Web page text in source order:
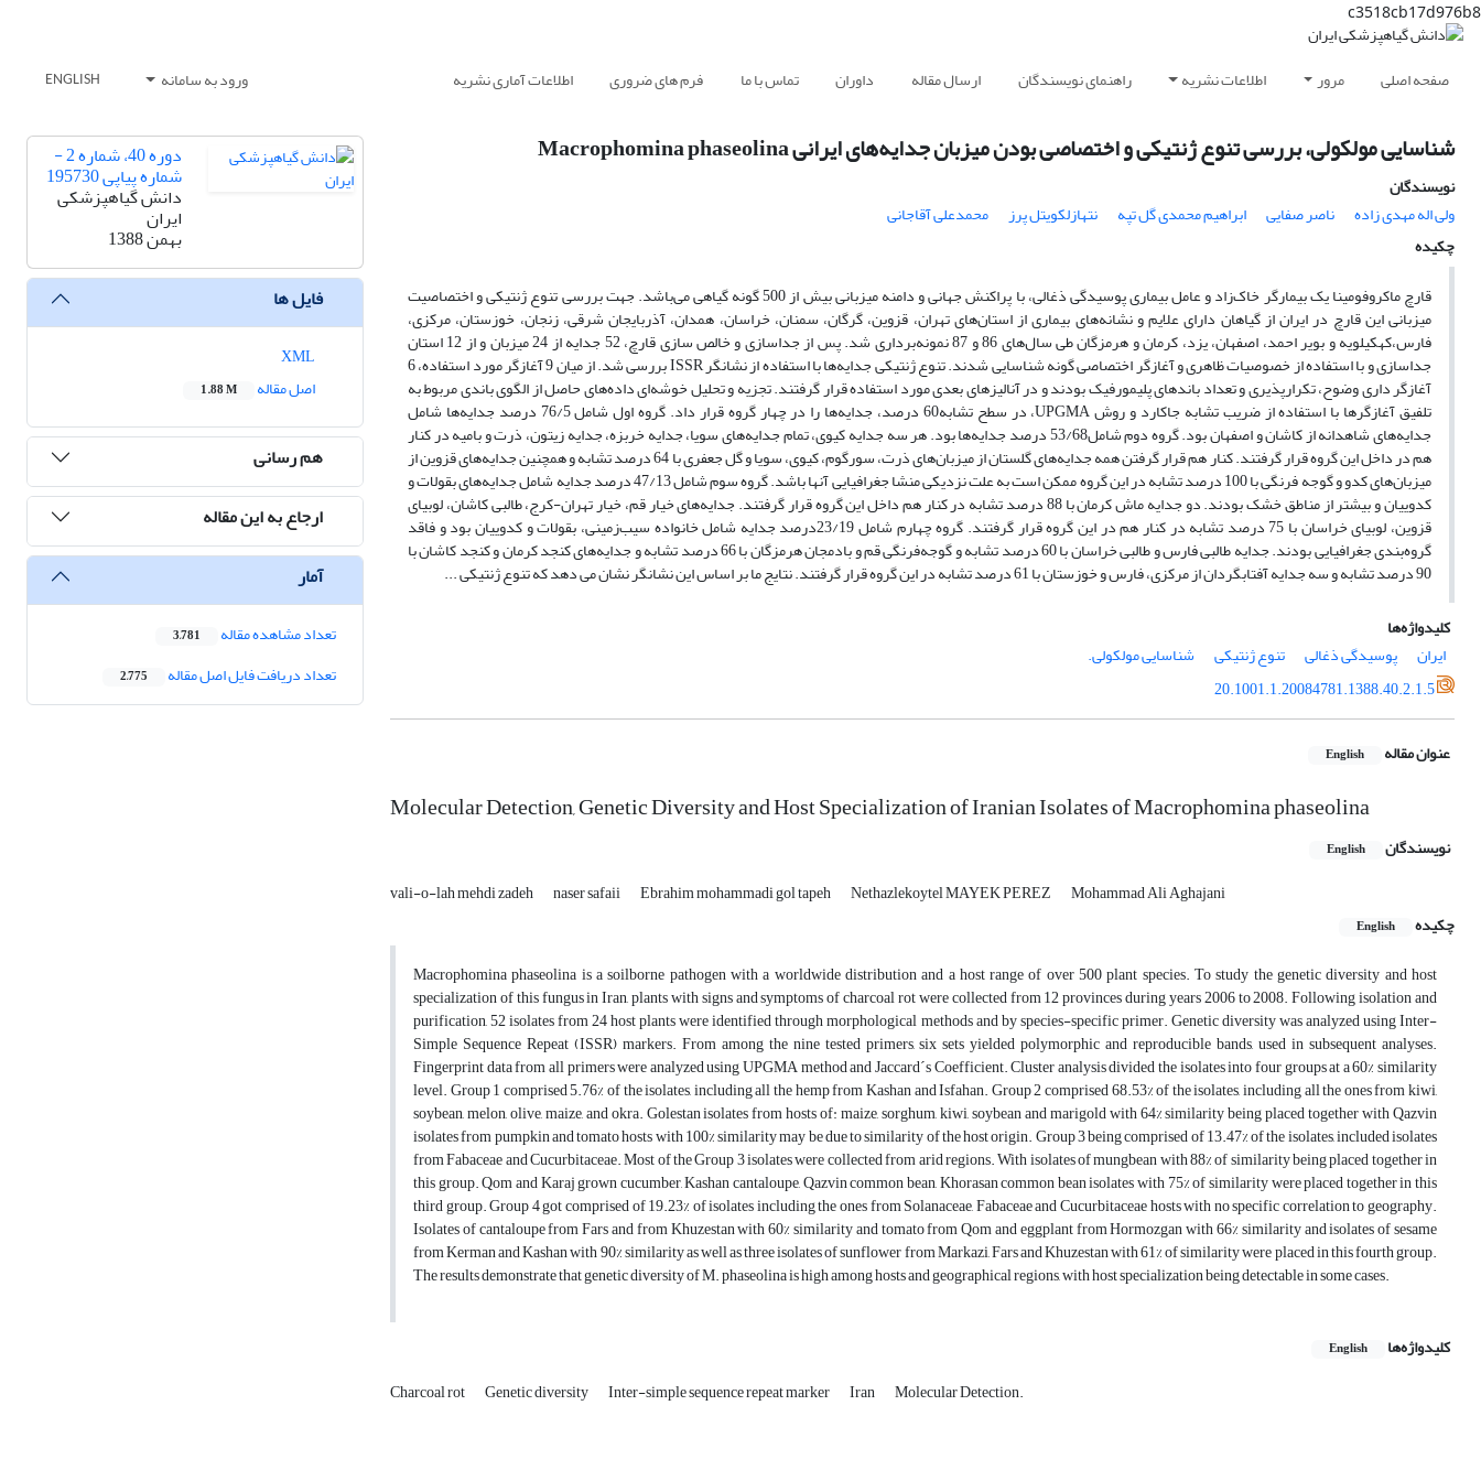
c3518cb17d976b8
صفحه اصلی مرور اطلاعات نشریه راهنمای نویسندگان ارسال مقاله داوران تماس با ما فرم های ضروری اطلاعات آماری نشریه ورود به سامانه ENGLISH
شناسایی مولکولی، بررسی تنوع ژنتیکی و اختصاصی بودن میزبان جدایه‌های ایرانی Macrophomina phaseolina
نویسندگان
ولی اله مهدی زاده
ناصر صفایی ابراهیم محمدی گل تپه نتهازلکویتل پرز
محمدعلی آقاجانی
چکیده
قارچ ماکروفومینا یک بیمارگر خاک‌‌زاد و عامل بیماری پوسیدگی ذغالی، با پراکنش جهانی و دامنه میزبانی بیش از 500 گونه گیاهی می‌باشد. جهت بررسی تنوع ژنتیکی و اختصاصیت
میزبانی این قارچ در ایران از گیاهان دارای علایم و نشانه‌های بیماری از استان‌های تهران، قزوین، گرگان، سمنان، خراسان، همدان، آذربایجان شرقی، زنجان، خوزستان، مرکزی،
فارس،کهکیلویه و بویر احمد، اصفهان، یزد، کرمان و هرمزگان طی سال‌های 86 و 87 نمونه‌برداری شد. پس از جداسازی و خالص سازی قارچ، 52 جدایه از 24 میزبان و از 12 استان
جداسازی و با استفاده از خصوصیات ظاهری و آغازگر اختصاصی گونه شناسایی شدند. تنوع ژنتیکی جدایه‌ها با استفاده از نشانگر ISSR بررسی شد. از میان 9 آغازگر مورد استفاده، 6
آغازگر داری وضوح، تکرارپذیری و تعداد باندهای پلیمورفیک بودند و در آنالیزهای بعدی مورد استفاده قرار گرفتند. تجزیه و تحلیل خوشه‌ای داده‌های حاصل از الگوی باندی مربوط به
تلفیق آغازگرها با استفاده از ضریب تشابه جاکارد و روش UPGMA، در سطح تشابه60 درصد، جدایه‌ها را در چهار گروه قرار داد. گروه اول شامل 76/5 درصد جدایه‌ها شامل
جدایه‌های شاهدانه از کاشان و اصفهان بود. گروه دوم شامل53/68 درصد جدایه‌ها بود. هر سه جدایه کیوی، تمام جدایه‌های سویا، جدایه خربزه، جدایه زیتون، ذرت و بامیه در کنار
هم در داخل این گروه قرار گرفتند. کنار هم قرار گرفتن همه‌ جدایه‌های گلستان از میزبان‌های ذرت، سورگوم، کیوی، سویا و گل جعفری با 64 درصد تشابه و همچنین جدایه‌های قزوین از
میزبان‌های کدو و گوجه فرنگی با 100 درصد تشابه در این گروه ممکن است به علت نزدیکی منشا جغرافیایی آنها باشد. گروه سوم شامل 47/13 درصد جدایه شامل جدایه‌های بقولات و
کدوییان و بیشتر از مناطق خشک بودند. دو جدایه ماش کرمان با 88 درصد تشابه در کنار هم داخل این گروه قرار گرفتند. جدایه‌های خیار قم، خیار تهران-کرج، طالبی کاشان، لوبیای
قزوین، لوبیای خراسان با 75 درصد تشابه در کنار هم در این گروه قرار گرفتند. گروه چهارم شامل 23/19درصد جدایه شامل خانواده سیب‌زمینی، بقولات و کدوییان بود و فاقد
گروه‌بندی جغرافیایی بودند. جدایه‌ طالبی فارس و طالبی خراسان با 60 درصد تشابه و گوجه‌فرنگی قم و بادمجان هرمزگان با 66 درصد تشابه و جدایه‌های کنجد کرمان و کنجد کاشان با
90 درصد تشابه و سه جدایه آفتابگردان از مرکزی، فارس و خوزستان با 61 درصد تشابه در این گروه قرار گرفتند. نتایج ما بر اساس این نشانگر نشان می دهد که تنوع ژنتیکی ...
کلیدواژه‌ها
ایران
پوسیدگی ذغالی تنوع ژنتیکی
شناسایی مولکولی.
20.1001.1.20084781.1388.40.2.1.5
عنوان مقاله English
Molecular Detection, Genetic Diversity and Host Specialization of Iranian Isolates of Macrophomina phaseolina
نویسندگان English
vali-o-lah mehdi zadeh naser safaii Ebrahim mohammadi gol tapeh Nethazlekoytel MAYEK PEREZ
Mohammad Ali Aghajani
چکیده
English
Macrophomina phaseolina is a soilborne pathogen with a worldwide distribution and a host range of over 500 plant species. To study the genetic diversity and host
specialization of this fungus in Iran, plants with signs and symptoms of charcoal rot were collected from 12 provinces during years 2006 to 2008. Following isolation and
purification, 52 isolates from 24 host plants were identified through morphological methods and by species-specific primer. Genetic diversity was analyzed using Inter-
Simple Sequence Repeat (ISSR) markers. From among the nine tested primers, six sets yielded polymorphic and reproducible bands, used in subsequent analyses.
Fingerprint data from all primers were analyzed using UPGMA method and Jaccard´s Coefficient. Cluster analysis divided the isolates into four groups at a 60% similarity
level. Group 1 comprised 5.76% of the isolates, including all the hemp from Kashan and Isfahan. Group 2 comprised 68.53% of the isolates, including all the ones from kiwi,
soybean, melon, olive, maize, and okra. Golestan isolates from hosts of: maize, sorghum, kiwi, soybean and marigold with 64% similarity being placed together with Qazvin
isolates from pumpkin and tomato hosts with 100% similarity may be due to similarity of the host origin. Group 3 being comprised of 13.47% of the isolates, included isolates
from Fabaceae and Cucurbitaceae. Most of the Group 3 isolates were collected from arid regions. With isolates of mungbean with 88% of similarity being placed together in
this group. Qom and Karaj grown cucumber, Kashan cantaloupe, Qazvin common bean, Khorasan common bean isolates with 75% of similarity were placed together in this
third group. Group 4 got comprised of 19.23% of isolates including the ones from Solanaceae, Fabaceae and Cucurbitaceae hosts with no specific correlation to geography.
Isolates of cantaloupe from Fars and from Khuzestan with 60% similarity and tomato from Qom and eggplant from Hormozgan with 66% similarity and isolates of sesame
from Kerman and Kashan with 90% similarity as well as three isolates of sunflower from Markazi, Fars and Khuzestan with 61% of similarity were placed in this fourth group.
The results demonstrate that genetic diversity of M. phaseolina is high among hosts and geographical regions, with host specialization being detectable in some cases.
کلیدواژه‌ها English
Charcoal rot Genetic diversity Inter-simple sequence repeat marker Iran Molecular Detection.
دوره 40، شماره 2 -
شماره پیاپی 195730
دانش گیاهپزشکی
ایران
بهمن 1388
فایل ها
اصل مقاله
1.88 M
هم رسانی
ارجاع به این مقاله
آمار
تعداد مشاهده مقاله 3,781
تعداد دریافت فایل اصل مقاله 2,775